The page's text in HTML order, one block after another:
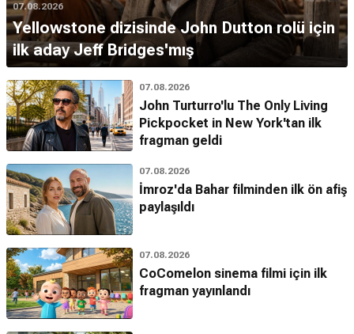
07.08.2026
Yellowstone dizisinde John Dutton rolü için
ilk aday Jeff Bridges'mış
07.08.2026
John Turturro'lu The Only Living
Pickpocket in New York'tan ilk
fragman geldi
07.08.2026
İmroz'da Bahar filminden ilk ön afiş
paylaşıldı
07.08.2026
CoComelon sinema filmi için ilk
fragman yayınlandı